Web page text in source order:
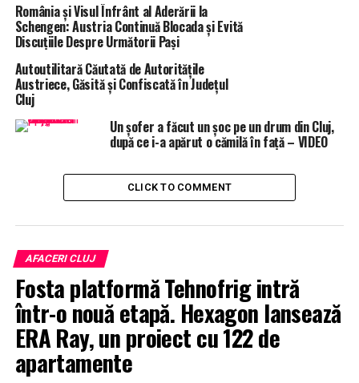
România și Visul Înfrânt al Aderării la
Schengen: Austria Continuă Blocada și Evită
Discuțiile Despre Următorii Pași
Autoutilitară Căutată de Autoritățile
Austriece, Găsită și Confiscată în Județul
Cluj
Un șofer a făcut un șoc pe un drum din Cluj,
după ce i-a apărut o cămilă în față – VIDEO
CLICK TO COMMENT
AFACERI CLUJ
Fosta platformă Tehnofrig intră
într-o nouă etapă. Hexagon lansează
ERA Ray, un proiect cu 122 de
apartamente